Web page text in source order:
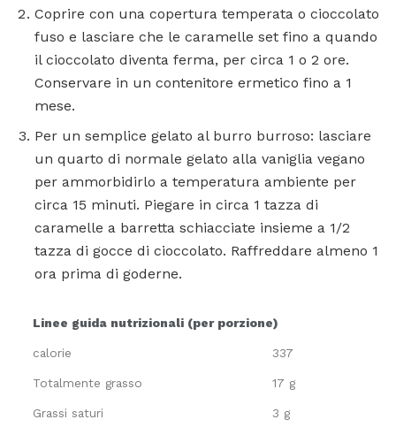
Coprire con una copertura temperata o cioccolato
fuso e lasciare che le caramelle set fino a quando
il cioccolato diventa ferma, per circa 1 o 2 ore.
Conservare in un contenitore ermetico fino a 1
mese.
Per un semplice gelato al burro burroso: lasciare
un quarto di normale gelato alla vaniglia vegano
per ammorbidirlo a temperatura ambiente per
circa 15 minuti. Piegare in circa 1 tazza di
caramelle a barretta schiacciate insieme a 1/2
tazza di gocce di cioccolato. Raffreddare almeno 1
ora prima di goderne.
Linee guida nutrizionali (per porzione)
calorie 337
Totalmente grasso 17 g
Grassi saturi 3 g